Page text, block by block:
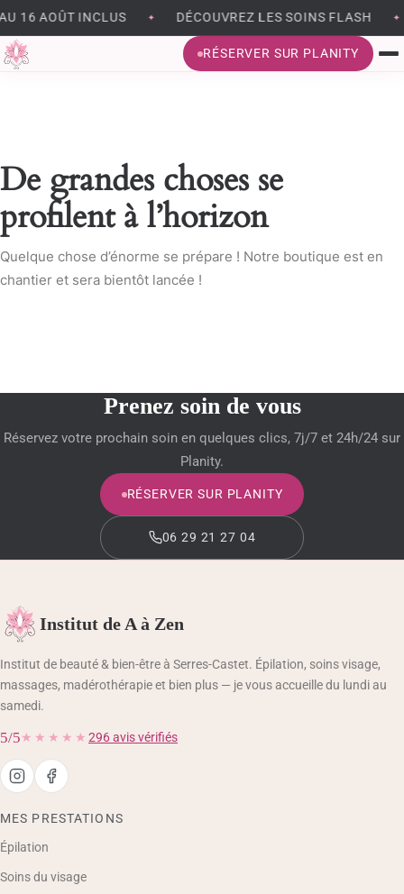
16 AOÛT INCLUS ✦ DÉCOUVREZ LES SOINS FLASH ✦
RÉSERVER SUR PLANITY
BEAUTÉ DU REGARD
MÉSOTHÉRAPIE VIRTUELLE
MODELAGE BRÉSILIEN
BEAUTÉ DES MAINS ET DES PIEDS
BLOG BEAUTÉ & CONSEILS
VALIDATION DE LA COMMANDE
MON COMPTE
De grandes choses se
profilent à l’horizon
Quelque chose d’énorme se prépare ! Notre boutique est en
chantier et sera bientôt lancée !
Prenez soin de vous
Réservez votre prochain soin en quelques clics, 7j/7 et 24h/24 sur
Planity.
RÉSERVER SUR PLANITY
06 29 21 27 04
Institut de A à Zen
Institut de beauté & bien-être à Serres-Castet. Épilation, soins visage,
massages, madérothérapie et bien plus — je vous accueille du lundi au
samedi.
5/5★★★★★ 296 avis vérifiés
MES PRESTATIONS
Épilation
Soins du visage